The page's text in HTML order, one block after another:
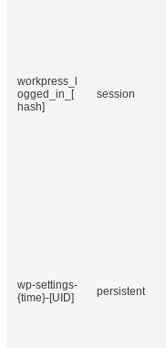
workpress_l
ogged_in_[
hash]
session
wp-settings-
{time}-[UID]
persistent